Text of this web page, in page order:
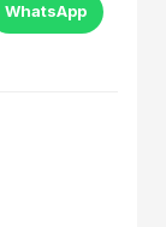
WhatsApp